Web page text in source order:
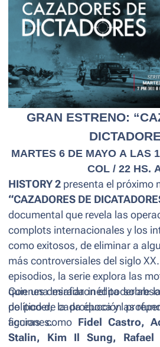
GRAN ESTRENO:
MARTES 6 DE MAYO A LAS
COL / 22 HS.
HISTORY 2 presenta el próximo
“CAZADORES DE
documental que revela las
complots internacionales y los
como exitosos, de eliminar a
más controversiales del siglo
episodios, la serie explora las
quienes desafiaron el poder
político de cada época y las
acciones.
Con una mirada inédita sobre
de poder, la producción
figuras como Fidel Castro,
Stalin, Kim Il Sung, Rafael